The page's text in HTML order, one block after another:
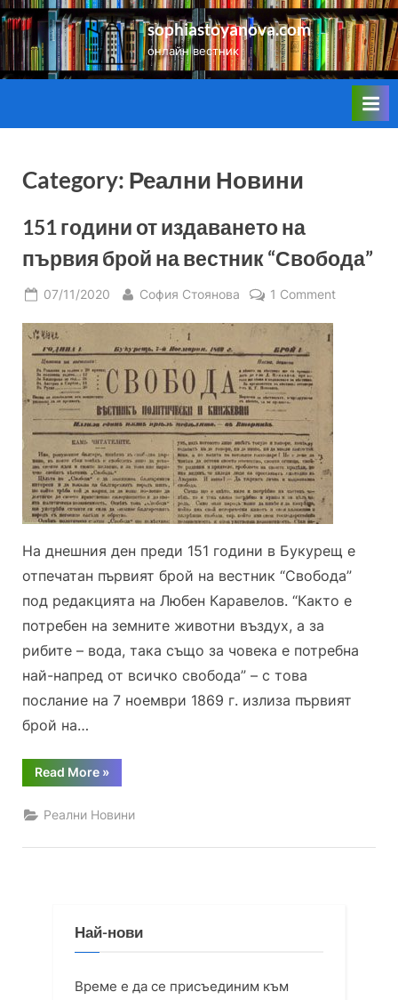
Skip
to
content
sophiastoyanova.com
онлайн вестник
Category: Реални Новини
151 години от издаването на
първия брой на вестник “Свобода”
Posted
07/11/2020 By
София Стоянова 1 Commenton
На днешния ден преди 151 години в Букурещ е
отпечатан първият брой на вестник “Свобода”
под редакцията на Любен Каравелов. “Както е
потребен на земните животни въздух, а за
рибите – вода, така също за човека е потребна
най-напред от всичко свобода” – с това
послание на 7 ноември 1869 г. излиза първият
брой на…
Read More“151
години
на
брой
»
Реални Новини
Най-нови
Време е да се присъединим към